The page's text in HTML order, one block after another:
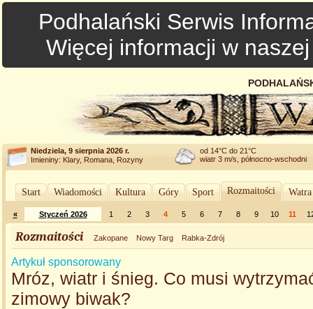
Podhalański Serwis
Więcej informacji w
Niedziela, 9 sierpnia 2026 r.
Imieniny: Klary, Romana, Rozyny
od 14°C do 21°C
wiatr 3 m/s, północno-wschodni
Start Wiadomości Kultura Góry Sport Rozmaitości
« Styczeń 2026 1 2 3 4 5 6 7 8 9 10 11
Rozmaitości Zakopane Nowy Targ Rabka-Zdrój
Artykuł sponsorowany
Mróz, wiatr i śnieg. Co musi
zimowy biwak?